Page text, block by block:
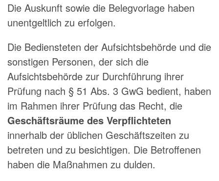
Die Auskunft sowie die Belegvorlage haben
unentgeltlich zu erfolgen.
Die Bediensteten der Aufsichtsbehörde und die
sonstigen Personen, der sich die
Aufsichtsbehörde zur Durchführung ihrer
Prüfung nach § 51 Abs. 3 GwG bedient, haben
im Rahmen ihrer Prüfung das Recht, die
Geschäftsräume des Verpflichteten
innerhalb der üblichen Geschäftszeiten zu
betreten und zu besichtigen. Die Betroffenen
haben die Maßnahmen zu dulden.